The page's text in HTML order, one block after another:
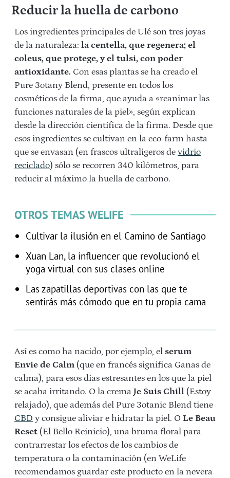
Reducir la huella de carbono
Los ingredientes principales de Ulé son tres joyas
de la naturaleza: la centella, que regenera; el
coleus, que protege, y el tulsi, con poder
antioxidante. Con esas plantas se ha creado el
Pure 3otany Blend, presente en todos los
cosméticos de la firma, que ayuda a «reanimar las
funciones naturales de la piel», según explican
desde la dirección científica de la firma. Desde que
esos ingredientes se cultivan en la eco-farm hasta
que se envasan (en frascos ultraligeros de vidrio
reciclado) sólo se recorren 340 kilómetros, para
reducir al máximo la huella de carbono.
OTROS TEMAS WELIFE
Cultivar la ilusión en el Camino de Santiago
Xuan Lan, la influencer que revolucionó el
yoga virtual con sus clases online
Las zapatillas deportivas con las que te
sentirás más cómodo que en tu propia cama
Así es como ha nacido, por ejemplo, el serum
Envie de Calm (que en francés significa Ganas de
calma), para esos días estresantes en los que la piel
se acaba irritando. O la crema Je Suis Chill (Estoy
relajado), que además del Pure 3otanic Blend tiene
CBD y consigue aliviar e hidratar la piel. O Le Beau
Reset (El Bello Reinicio), una bruma floral para
contrarrestar los efectos de los cambios de
temperatura o la contaminación (en WeLife
recomendamos guardar este producto en la nevera